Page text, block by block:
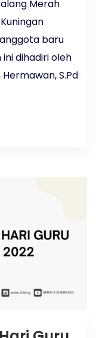
Merah
baru
dihadiri oleh
S.Pd